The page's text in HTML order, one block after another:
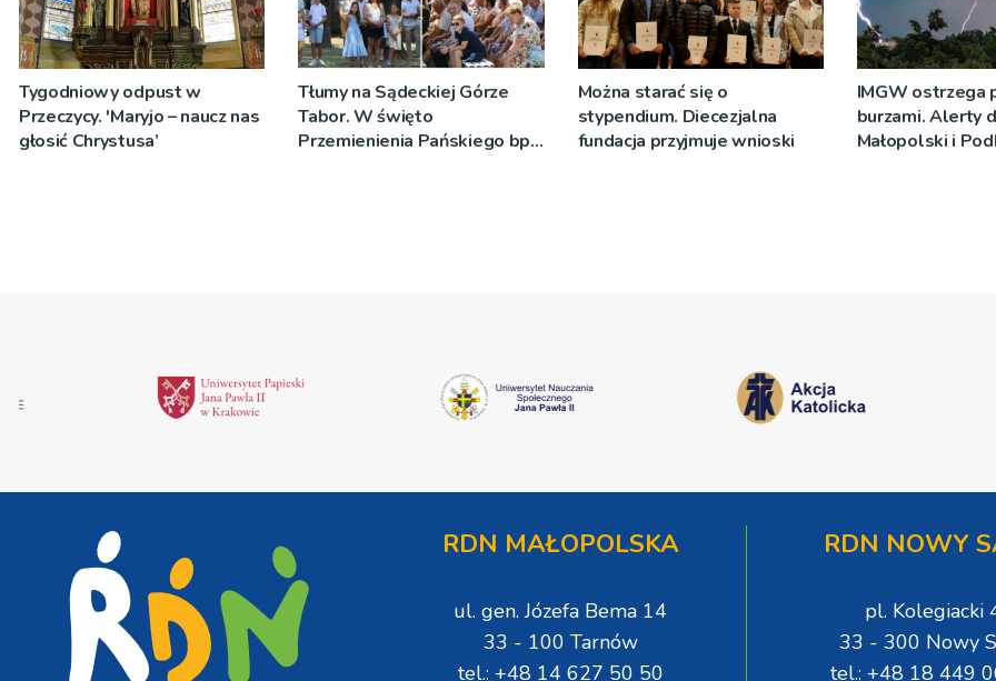
Tygodniowy odpust w
Przeczycy. 'Maryjo – naucz nas
głosić Chrystusa’
Tłumy na Sądeckiej Górze
Tabor. W święto
Przemienienia Pańskiego bp
Można starać się o
stypendium. Diecezjalna
fundacja przyjmuje wnioski
IMGW ostrzega
burzami. Alerty
Małopolski i
RDN MAŁOPOLSKA
ul. gen. Józefa Bema 14
33 - 100 Tarnów
tel.: +48 14 627 50 50
RDN NOWY
pl. Kolegiacki
33 - 300 Nowy
tel.: +48 18 449